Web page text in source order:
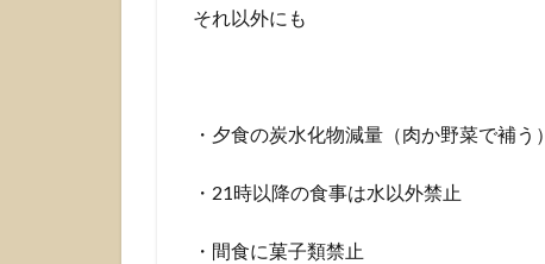
それ以外にも
・夕食の炭水化物減量（肉か野菜で補う）
・21時以降の食事は水以外禁止
・間食に菓子類禁止